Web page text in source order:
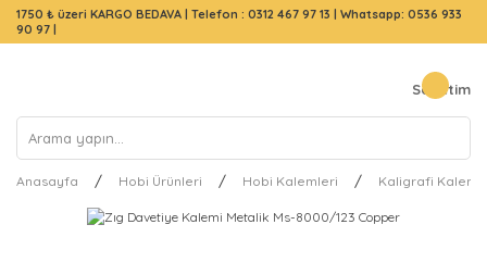
1750 ₺ üzeri KARGO BEDAVA | Telefon : 0312 467 97 13 | Whatsapp: 0536 933
90 97 |
Sepetim
Anasayfa Hobi Ürünleri Hobi Kalemleri Kaligrafi